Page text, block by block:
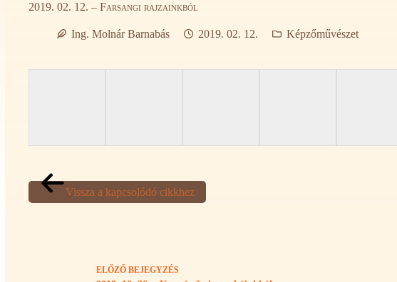
2019. 02. 12. – Farsangi rajzainkból
Ing. Molnár Barnabás 2019. 02. 12. Képzőművészet
Vissza a kapcsolódó cikkhez
ELŐZŐ BEJEGYZÉS